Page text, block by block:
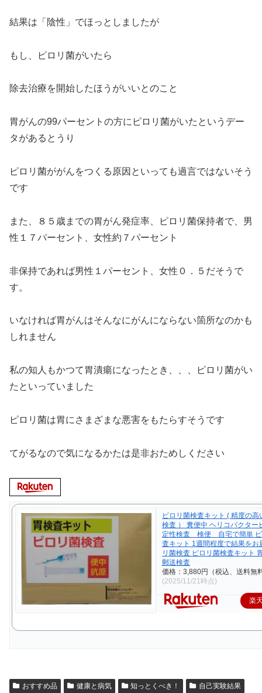
結果は「陰性」でほっとしましたが
もし、ピロリ菌がいたら
除去治療を開始したほうがいいとのこと
胃がんの99パーセントの方にピロリ菌がいたというデー
タがあるとうり
ピロリ菌ががんをつくる原因といっても過言ではないそう
です
また、８５歳までの胃がん発症率、ピロリ菌保持者で、男
性１７パーセント、女性約７パーセント
非保持であれば男性１パーセント、女性０．５だそうで
す。
いなければ胃がんはそんなにがんにならない箇所なのかも
しれません
私の知人もかつて胃潰瘍になったとき、、、ピロリ菌がい
たといっていました
ピロリ菌は胃にさまざまな悪害をもたらすそうです
てがるなので気になるかたは是非おためしください
ピロリ菌検査キット ( 精度の高
検査 ） 糞便中 ヘリコバクター
定性検査 検便 自宅で簡単 ピ
査キット 1週間程度で結果をお
リ菌検査 ピロリ菌検査キット
郵送検査
価格：3,880円（税込、送料無
(2025/11/21時点)
楽
おすすめ品 健康と病気 知っとくべき！ 自己実験結果